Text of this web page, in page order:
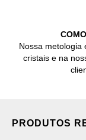
Nossa metologia
cristais e na
PRODUTOS